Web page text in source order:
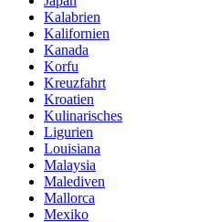
Kalabrien
Kalifornien
Kanada
Korfu
Kreuzfahrt
Kroatien
Kulinarisches
Ligurien
Louisiana
Malaysia
Malediven
Mallorca
Mexiko